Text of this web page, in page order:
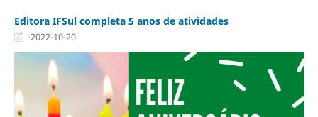
Editora IFSul completa 5 anos de atividades
2022-10-20